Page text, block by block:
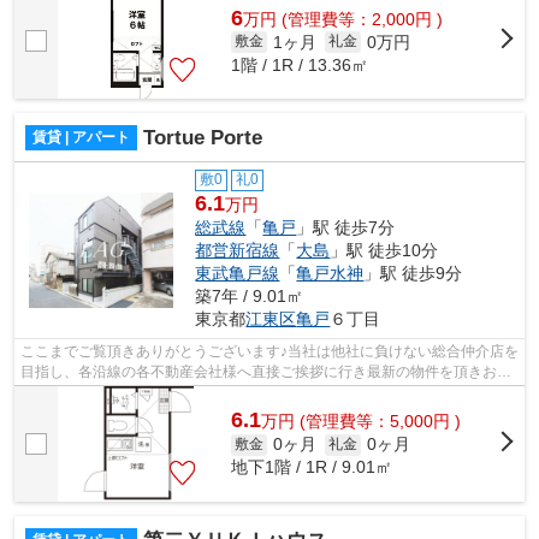
6万円 (管理費等：2,000円 )
敷金 1ヶ月 礼金 0万円
1階 / 1R / 13.36㎡
賃貸 | アパート Tortue Porte
敷0 礼0
6.1万円
総武線 「亀戸 」駅 徒歩7分
都営新宿線 「大島 」駅 徒歩10分
東武亀戸線 「亀戸水神 」駅 徒歩9分
築7年 / 9.01㎡
東京都江東区亀戸 ６丁目
ここまでご覧頂きありがとうございます♪当社は他社に負けない総合仲介店を
目指し、各沿線の各不動産会社様へ直接ご挨拶に行き最新の物件を頂きお客
様へ提供しております！最新の情報は...
6.1万円 (管理費等：5,000円 )
敷金 0ヶ月 礼金 0ヶ月
地下1階 / 1R / 9.01㎡